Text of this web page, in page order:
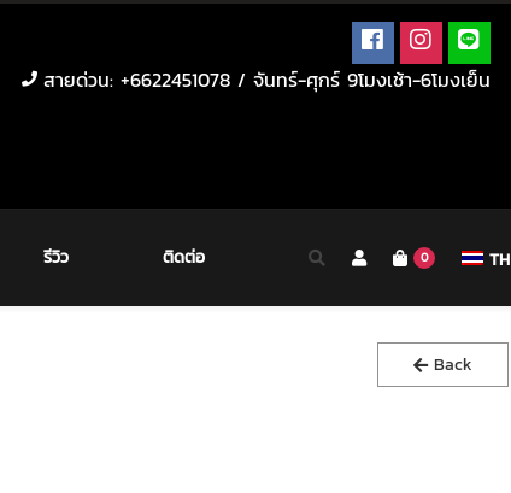
สายด่วน: +6622451078 / จันทร์-ศุกร์ 9โมงเช้า-6โมงเย็น
0 TH
รีวิว ติดต่อ
Back